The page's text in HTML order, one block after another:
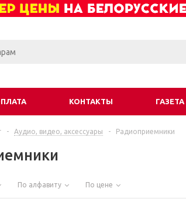
КОНТАКТЫ ГАЗЕТА
- Аудио, видео, аксессуары - Радиоприемники
По алфавиту По цене